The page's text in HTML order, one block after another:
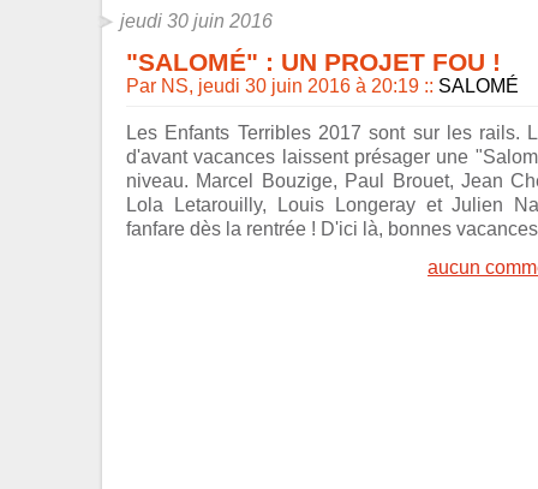
jeudi 30 juin 2016
"SALOMÉ" : UN PROJET FOU !
Par NS, jeudi 30 juin 2016 à 20:19 :: SALOMÉ
Les Enfants Terribles 2017 sont sur les rails.
d'avant vacances laissent présager une
niveau. Marcel Bouzige, Paul Brouet, Jean
Lola Letarouilly, Louis Longeray et Julien
fanfare dès la rentrée ! D'ici là, bonnes
aucun